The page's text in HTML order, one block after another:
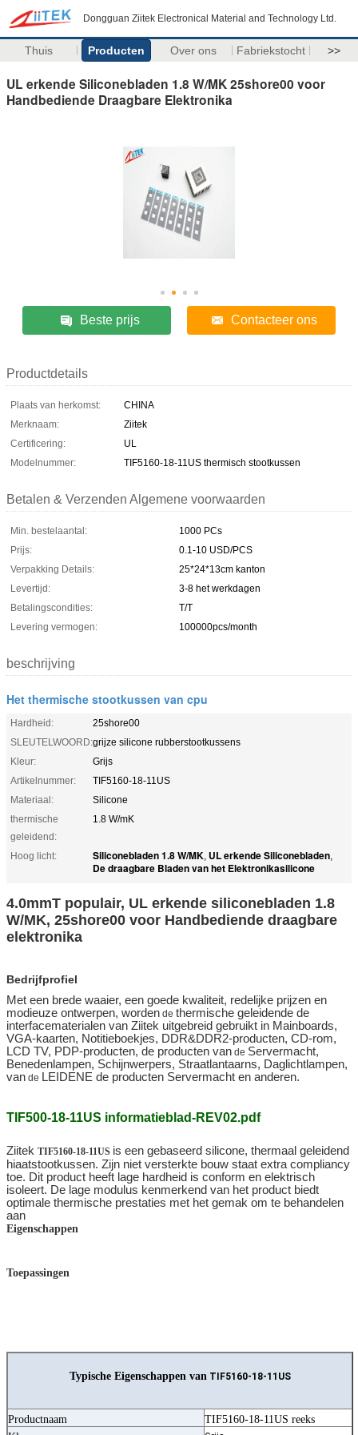
Dongguan Ziitek Electronical Material and Technology Ltd.
Thuis Producten Over ons Fabriekstocht >>
UL erkende Siliconebladen 1.8 W/MK 25shore00 voor
Handbediende Draagbare Elektronika
Beste prijs Contacteer ons
Productdetails
Plaats van herkomst:
CHINA
Merknaam:
Ziitek
Certificering:
UL
Modelnummer:
TIF5160-18-11US thermisch stootkussen
Betalen & Verzenden Algemene voorwaarden
Min. bestelaantal:
1000 PCs
Prijs:
0.1-10 USD/PCS
Verpakking Details:
25*24*13cm kanton
Levertijd:
3-8 het werkdagen
Betalingscondities:
T/T
Levering vermogen:
100000pcs/month
beschrijving
Het thermische stootkussen van cpu
Hardheid:
25shore00
SLEUTELWOORD:grijze silicone rubberstootkussens
Kleur:
Grijs
Artikelnummer:
TIF5160-18-11US
Materiaal:
Silicone
thermische
geleidend:
1.8 W/mK
Hoog licht: Siliconebladen 1.8 W/MK, UL erkende Siliconebladen,
De draagbare Bladen van het Elektronikasilicone
4.0mmT populair, UL erkende siliconebladen 1.8
W/MK, 25shore00 voor Handbediende draagbare
elektronika
Bedrijfprofiel
Met een brede waaier, een goede kwaliteit, redelijke prijzen en
modieuze ontwerpen, worden de thermische geleidende de
interfacematerialen van Ziitek uitgebreid gebruikt in Mainboards,
VGA-kaarten, Notitieboekjes, DDR&DDR2-producten, CD-rom,
LCD TV, PDP-producten, de producten van de Servermacht,
Benedenlampen, Schijnwerpers, Straatlantaarns, Daglichtlampen,
van de LEIDENE de producten Servermacht en anderen.
TIF500-18-11US informatieblad-REV02.pdf
Ziitek TIF5160-18-11US is een gebaseerd silicone, thermaal geleidend
hiaatstootkussen. Zijn niet versterkte bouw staat extra compliancy
toe. Dit product heeft lage hardheid is conform en elektrisch
isoleert. De lage modulus kenmerkend van het product biedt
optimale thermische prestaties met het gemak om te behandelen
aan
Eigenschappen
Toepassingen
Typische Eigenschappen vanTIF5160-18-11US
Productnaam
TIF5160-18-11US reeks